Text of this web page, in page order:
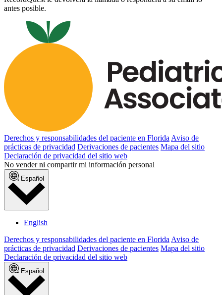
antes posible.
Derechos y responsabilidades del paciente en Florida Aviso de
prácticas de privacidad Derivaciones de pacientes Mapa del sitio
Declaración de privacidad del sitio web
No vender ni compartir mi información personal
Español
English
Derechos y responsabilidades del paciente en FloridaAviso de
prácticas de privacidad Derivaciones de pacientes Mapa del sitio
Declaración de privacidad del sitio web
Español